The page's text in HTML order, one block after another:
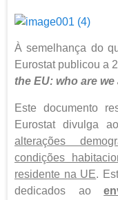
À semelhança do
Eurostat publicou a
the EU: who are
Este documento
Eurostat divulga
alterações
condições
residente na UE.
dedicados ao